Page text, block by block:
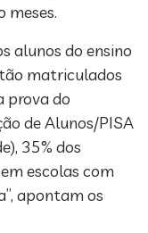
meses.
alunos do ensino
matriculados
prova do
de Alunos/PISA
35% dos
escolas com
apontam os